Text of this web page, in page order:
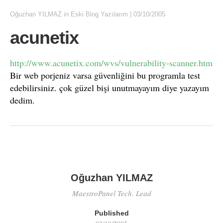
Oğuzhan YILMAZ in Eski Blog Yazılarım 03/10/2005
acunetix
http://www.acunetix.com/wvs/vulnerability-scanner.htm
Bir web porjeniz varsa güvenliğini bu programla test
edebilirsiniz. çok güzel bişi unutmayayım diye yazayım
dedim.
Oğuzhan YILMAZ
MaestroPanel Tech. Lead
Published